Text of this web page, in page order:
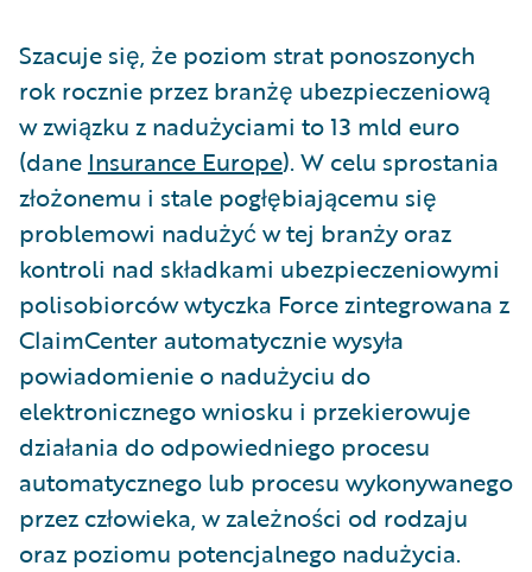
Szacuje się, że poziom strat ponoszonych
rok rocznie przez branżę ubezpieczeniową
w związku z nadużyciami to 13 mld euro
(dane​ Insurance Europe). W celu sprostania
złożonemu i stale pogłębiającemu się
problemowi nadużyć w tej branży oraz
kontroli nad składkami ubezpieczeniowymi
polisobiorców wtyczka Force zintegrowana z
ClaimCenter automatycznie wysyła
powiadomienie o nadużyciu do
elektronicznego wniosku i przekierowuje
działania do odpowiedniego procesu
automatycznego lub procesu wykonywanego
przez człowieka, w zależności od rodzaju
oraz poziomu potencjalnego nadużycia.